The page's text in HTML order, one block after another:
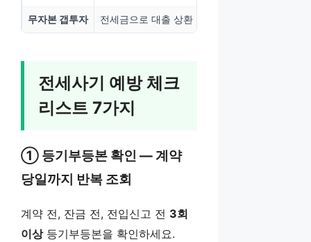
무자본 갭투자 전세금으로 대출 상환 → 집값 하락 시 보증금 반
전세사기 예방 체크
리스트 7가지
① 등기부등본 확인 — 계약
당일까지 반복 조회
계약 전, 잔금 전, 전입신고 전 3회
이상등기부등본을 확인하세요.